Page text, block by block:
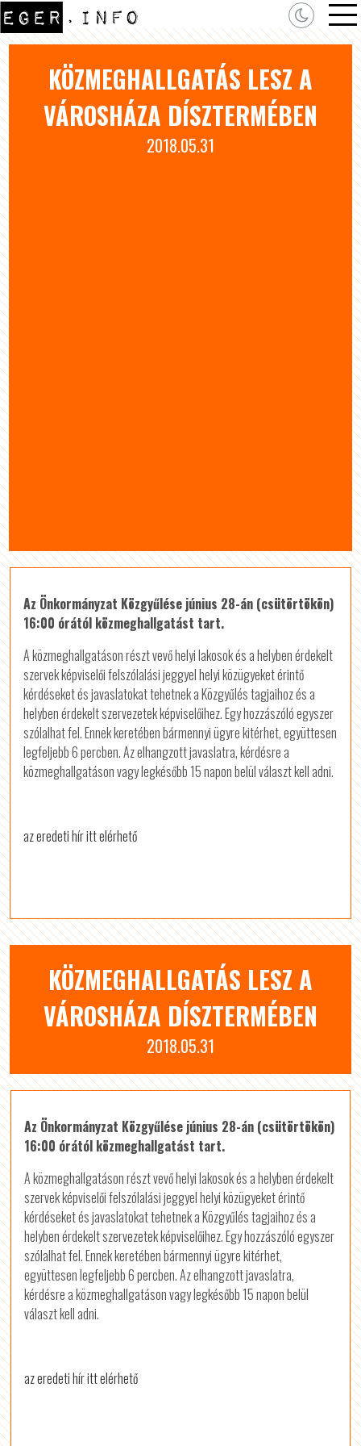
KÖZMEGHALLGATÁS LESZ A
VÁROSHÁZA DÍSZTERMÉBEN
2018.05.31
Az Önkormányzat Közgyűlése június 28-án (csütörtökön)
16:00 órától közmeghallgatást tart.
A közmeghallgatáson részt vevő helyi lakosok és a helyben érdekelt
szervek képviselői felszólalási jeggyel helyi közügyeket érintő
kérdéseket és javaslatokat tehetnek a Közgyűlés tagjaihoz és a
helyben érdekelt szervezetek képviselőihez. Egy hozzászóló egyszer
szólalhat fel. Ennek keretében bármennyi ügyre kitérhet, együttesen
legfeljebb 6 percben. Az elhangzott javaslatra, kérdésre a
közmeghallgatáson vagy legkésőbb 15 napon belül választ kell adni.
az eredeti hír itt elérhető
KÖZMEGHALLGATÁS LESZ A
VÁROSHÁZA DÍSZTERMÉBEN
2018.05.31
Az Önkormányzat Közgyűlése június 28-án (csütörtökön)
16:00 órától közmeghallgatást tart.
A közmeghallgatáson részt vevő helyi lakosok és a helyben érdekelt
szervek képviselői felszólalási jeggyel helyi közügyeket érintő
kérdéseket és javaslatokat tehetnek a Közgyűlés tagjaihoz és a
helyben érdekelt szervezetek képviselőihez. Egy hozzászóló egyszer
szólalhat fel. Ennek keretében bármennyi ügyre kitérhet,
együttesen legfeljebb 6 percben. Az elhangzott javaslatra,
kérdésre a közmeghallgatáson vagy legkésőbb 15 napon belül
választ kell adni.
az eredeti hír itt elérhető